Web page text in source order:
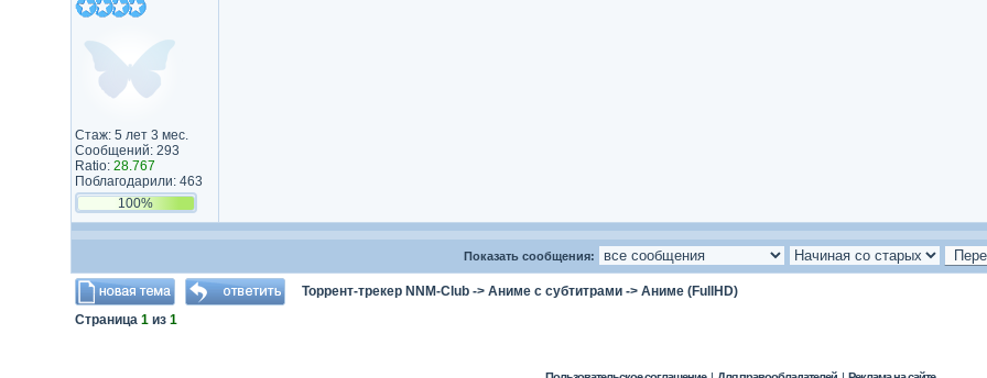
Стаж: 5 лет 3 мес.
Сообщений: 293
Ratio: 28.767
Поблагодарили: 463
100%
Показать сообщения:
Торрент-трекер NNM-Club-> Аниме с субтитрами-> Аниме (FullHD)
Страница 1из 1